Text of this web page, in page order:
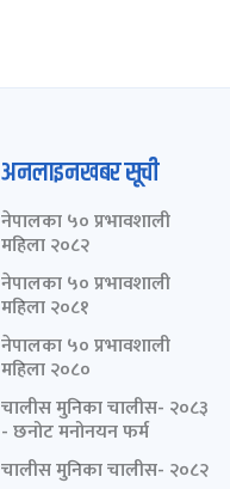
अनलाइनखबर सूची
नेपालका ५० प्रभावशाली
महिला २०८२
नेपालका ५० प्रभावशाली
महिला २०८१
नेपालका ५० प्रभावशाली
महिला २०८०
चालीस मुनिका चालीस- २०८३
- छनोट मनोनयन फर्म
चालीस मुनिका चालीस- २०८२